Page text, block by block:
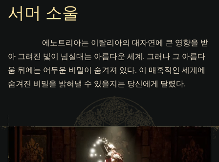
서머 소울
에노트리아는 이탈리아의 대자연에 큰 영향을 받
아 그려진 빛이 넘실대는 아름다운 세계. 그러나 그 아름다
움 뒤에는 어두운 비밀이 숨겨져 있다. 이 매혹적인 세계에
숨겨진 비밀을 밝혀낼 수 있을지는 당신에게 달렸다.